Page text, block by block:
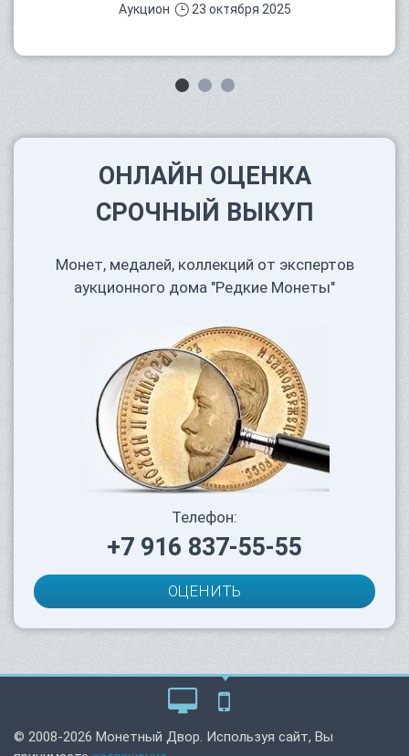
Аукцион 23 октября 2025
ОНЛАЙН ОЦЕНКА
СРОЧНЫЙ ВЫКУП
Монет, медалей, коллекций от экспертов
аукционного дома "Редкие Монеты"
Телефон:
+7 916 837-55-55
ОЦЕНИТЬ
© 2008-2026 Монетный Двор. Используя сайт, Вы